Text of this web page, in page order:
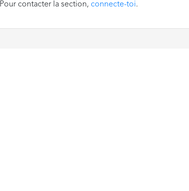
Pour contacter la section, connecte-toi.